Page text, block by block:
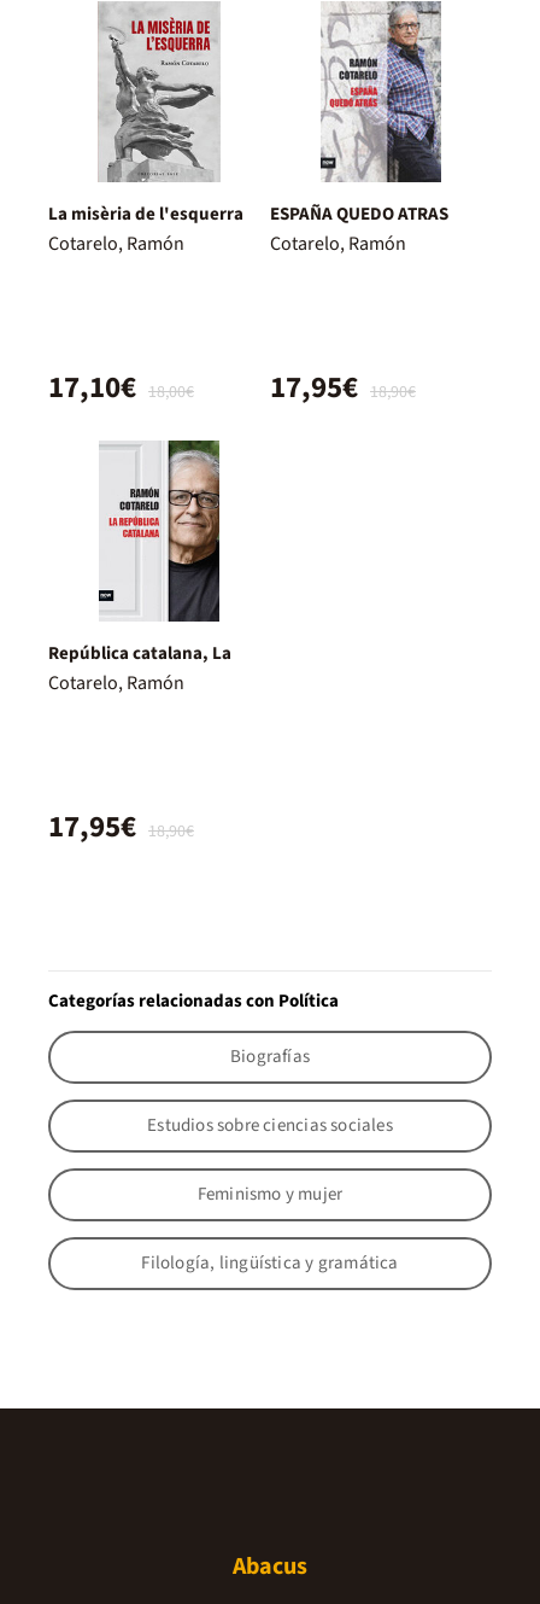
La misèria de l'esquerra
Cotarelo, Ramón
18,00€
17,10€
ESPAÑA QUEDO ATRAS
Cotarelo, Ramón
18,90€
17,95€
República catalana, La
Cotarelo, Ramón
18,90€
17,95€
Categorías relacionadas con Política
Biografías
Estudios sobre ciencias sociales
Feminismo y mujer
Filología, lingüística y gramática
Abacus